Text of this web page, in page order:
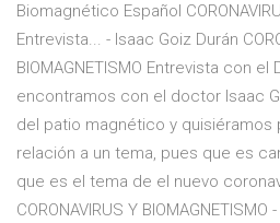
Biomagnético Español
Entrevista... - Isaac Goiz Durán
BIOMAGNETISMO Entrevista con el
encontramos con el doctor Isaac
del patio magnético y
relación a un tema, pues que es
que es el tema de el nuevo
CORONAVIRUS Y BIOMAGNETISMO